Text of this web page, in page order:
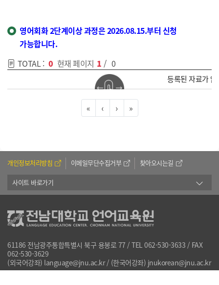
영어회화 2단계이상 과정은 2026.08.15.부터 신청
가능합니다.
TOTAL : 0 현재 페이지 1 / 0
등록된 자료가
« ‹ › »
개인정보처리방침 이메일무단수집거부 찾아오시는길
사이트 바로가기
61186 전남광주통합특별시 북구 용봉로 77 / TEL 062-530-3633 / FAX
062-530-3629
(외국어강좌) language@jnu.ac.kr / (한국어강좌) jnukorean@jnu.ac.kr